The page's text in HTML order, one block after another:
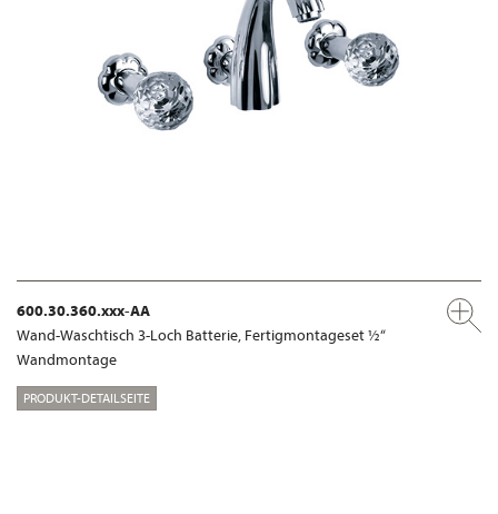
600.30.360.xxx-AA
Wand-Waschtisch 3-Loch Batterie, Fertigmontageset ½“
Wandmontage
PRODUKT-DETAILSEITE